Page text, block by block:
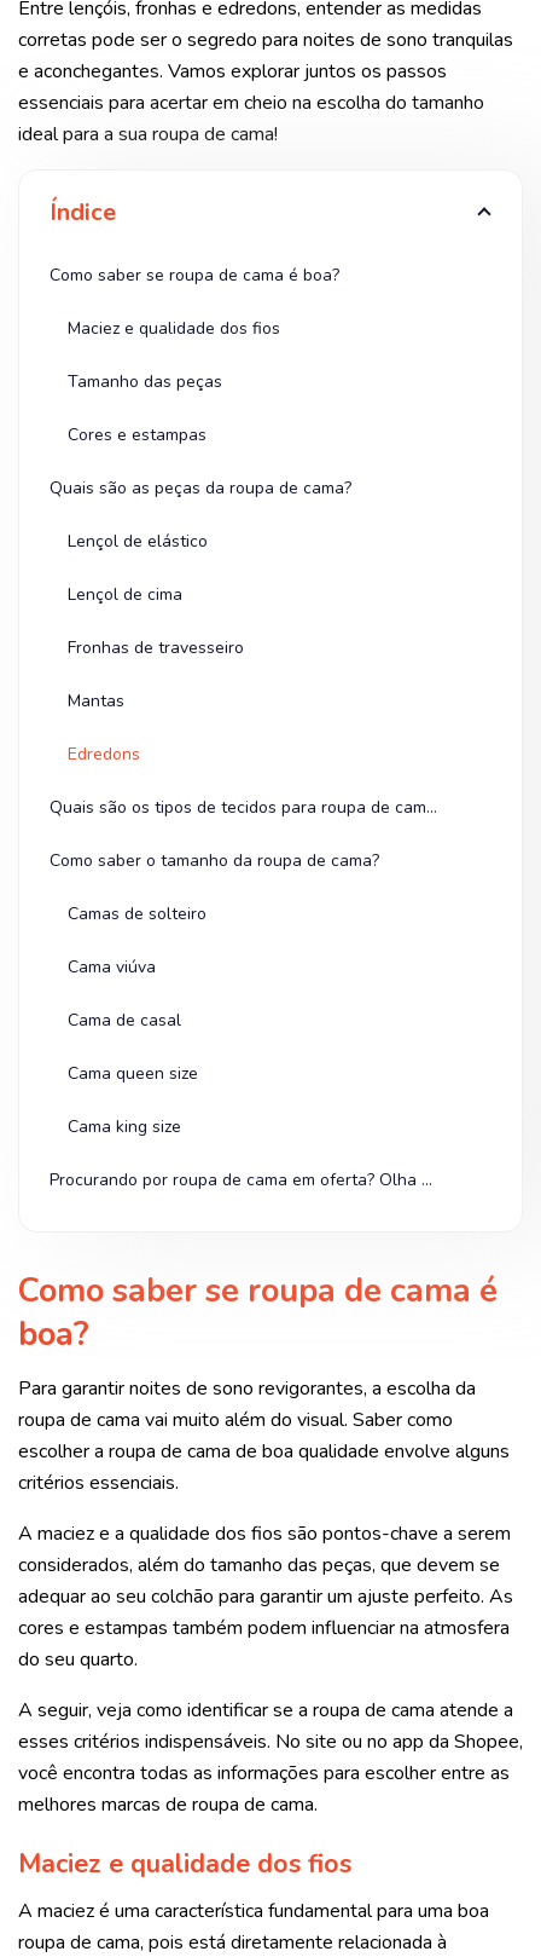
Entre lençóis, fronhas e edredons, entender as medidas
corretas pode ser o segredo para noites de sono tranquilas
e aconchegantes. Vamos explorar juntos os passos
essenciais para acertar em cheio na escolha do tamanho
ideal para a sua roupa de cama!
Índice
Como saber se roupa de cama é boa?
Maciez e qualidade dos fios
Tamanho das peças
Cores e estampas
Quais são as peças da roupa de cama?
Lençol de elástico
Lençol de cima
Fronhas de travesseiro
Mantas
Edredons
Quais são os tipos de tecidos para roupa de cama?
Como saber o tamanho da roupa de cama?
Camas de solteiro
Cama viúva
Cama de casal
Cama queen size
Cama king size
Procurando por roupa de cama em oferta? Olha na Shopee!
Como saber se roupa de cama é
boa?
Para garantir noites de sono revigorantes, a escolha da
roupa de cama vai muito além do visual. Saber como
escolher a roupa de cama de boa qualidade envolve alguns
critérios essenciais.
A maciez e a qualidade dos fios são pontos-chave a serem
considerados, além do tamanho das peças, que devem se
adequar ao seu colchão para garantir um ajuste perfeito. As
cores e estampas também podem influenciar na atmosfera
do seu quarto.
A seguir, veja como identificar se a roupa de cama atende a
esses critérios indispensáveis. No site ou no app da Shopee,
você encontra todas as informações para escolher entre as
melhores marcas de roupa de cama.
Maciez e qualidade dos fios
A maciez é uma característica fundamental para uma boa
roupa de cama, pois está diretamente relacionada à